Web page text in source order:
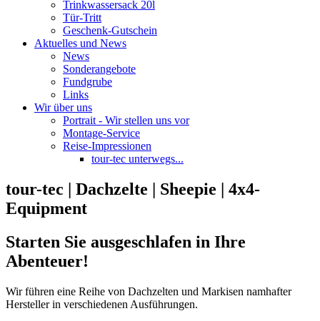
Trinkwassersack 20l
Tür-Tritt
Geschenk-Gutschein
Aktuelles und News
News
Sonderangebote
Fundgrube
Links
Wir über uns
Portrait - Wir stellen uns vor
Montage-Service
Reise-Impressionen
tour-tec unterwegs...
tour-tec | Dachzelte | Sheepie | 4x4-
Equipment
Starten Sie ausgeschlafen in Ihre
Abenteuer!
Wir führen eine Reihe von Dachzelten und Markisen namhafter
Hersteller in verschiedenen Ausführungen.